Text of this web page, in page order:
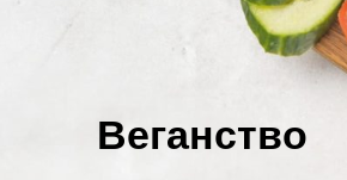
Веганство